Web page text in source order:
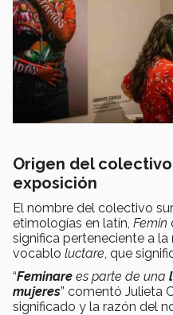
Origen del
exposición
El nombre del colectivo
etimologías en latín, Femin
significa perteneciente a la
vocablo luctare , que
“Feminare es parte de una
mujeres” comentó Julieta
significado y la razón del